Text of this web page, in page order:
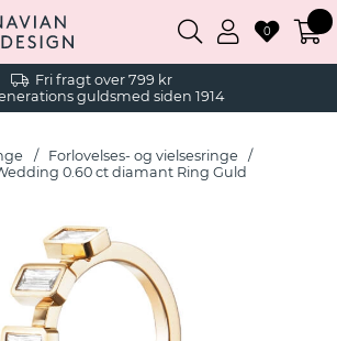
Fri fragt over 799 kr
guldsmed siden 1914
0
Forlovelses- og vielsesringe
0.60 ct diamant Ring Guld